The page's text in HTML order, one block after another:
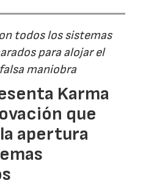
todos los sistemas
para alojar el
maniobra
Karma
que
apertura